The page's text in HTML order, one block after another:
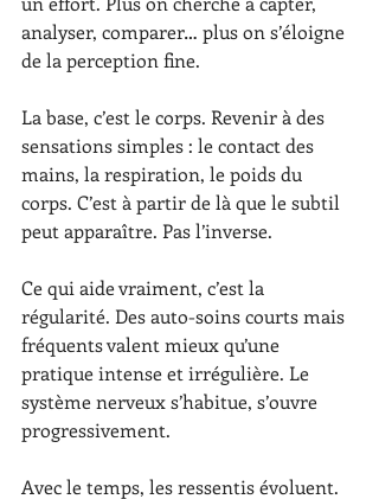
analyser, comparer… plus on s’éloigne
de la perception fine.
La base, c’est le corps. Revenir à des
sensations simples : le contact des
mains, la respiration, le poids du
corps. C’est à partir de là que le subtil
peut apparaître. Pas l’inverse.
Ce qui aide vraiment, c’est la
régularité. Des auto-soins courts mais
fréquents valent mieux qu’une
pratique intense et irrégulière. Le
système nerveux s’habitue, s’ouvre
progressivement.
Avec le temps, les ressentis évoluent.